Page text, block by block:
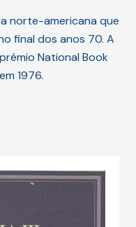
norte-americana que
final dos anos 70. A
National Book
1976.